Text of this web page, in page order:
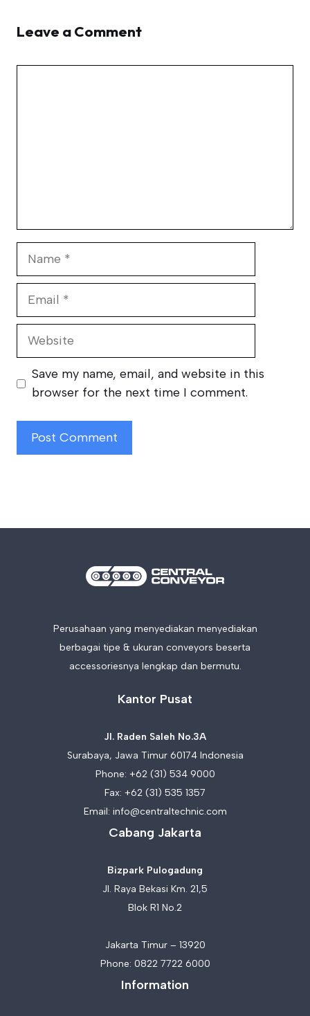
Leave a Comment
Website
Save my name, email, and website in this
browser for the next time I comment.
Perusahaan yang menyediakan menyediakan
berbagai tipe & ukuran conveyors beserta
accessoriesnya lengkap dan bermutu.
Kantor Pusat
Jl. Raden Saleh No.3A
Surabaya, Jawa Timur 60174 Indonesia
Phone: +62 (31) 534 9000
Fax: +62 (31) 535 1357
Email: info@centraltechnic.com
Cabang Jakarta
Bizpark Pulogadung
Jl. Raya Bekasi Km. 21,5
Blok R1 No.2
Jakarta Timur – 13920
Phone: 0822 7722 6000
Information